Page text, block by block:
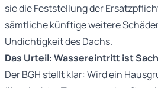
sie die Feststellung der
sämtliche künftige weitere
Undichtigkeit des Dachs.
Das Urteil: Wassereintritt ist
Der BGH stellt klar: Wird ein